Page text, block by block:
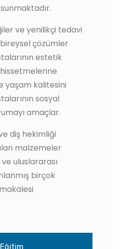
Eğitim
ve yenilikçi tedavi
çözümler
estetik
yaşam kalitesini
sosyal
amaçlar.
diş hekimliği
malzemeler
uluslararası
birçok